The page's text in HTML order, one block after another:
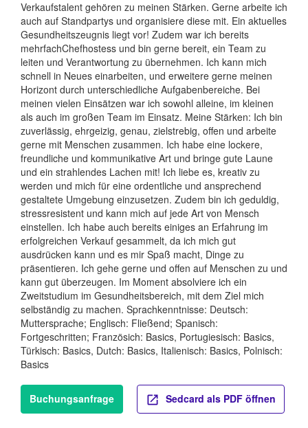
Verkaufstalent gehören zu meinen Stärken. Gerne arbeite ich
auch auf Standpartys und organisiere diese mit. Ein aktuelles
Gesundheitszeugnis liegt vor! Zudem war ich bereits
mehrfachChefhostess und bin gerne bereit, ein Team zu
leiten und Verantwortung zu übernehmen. Ich kann mich
schnell in Neues einarbeiten, und erweitere gerne meinen
Horizont durch unterschiedliche Aufgabenbereiche. Bei
meinen vielen Einsätzen war ich sowohl alleine, im kleinen
als auch im großen Team im Einsatz. Meine Stärken: Ich bin
zuverlässig, ehrgeizig, genau, zielstrebig, offen und arbeite
gerne mit Menschen zusammen. Ich habe eine lockere,
freundliche und kommunikative Art und bringe gute Laune
und ein strahlendes Lachen mit! Ich liebe es, kreativ zu
werden und mich für eine ordentliche und ansprechend
gestaltete Umgebung einzusetzen. Zudem bin ich geduldig,
stressresistent und kann mich auf jede Art von Mensch
einstellen. Ich habe auch bereits einiges an Erfahrung im
erfolgreichen Verkauf gesammelt, da ich mich gut
ausdrücken kann und es mir Spaß macht, Dinge zu
präsentieren. Ich gehe gerne und offen auf Menschen zu und
kann gut überzeugen. Im Moment absolviere ich ein
Zweitstudium im Gesundheitsbereich, mit dem Ziel mich
selbständig zu machen. Sprachkenntnisse: Deutsch:
Muttersprache; Englisch: Fließend; Spanisch:
Fortgeschritten; Französich: Basics, Portugiesisch: Basics,
Türkisch: Basics, Dutch: Basics, Italienisch: Basics, Polnisch:
Basics
Buchungsanfrage Sedcard als PDF öffnen